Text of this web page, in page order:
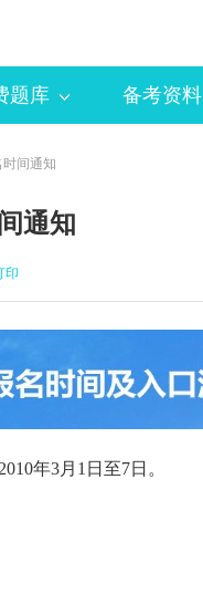
题库 备考资料
时间通知
通知
印
年3月1日至7日。